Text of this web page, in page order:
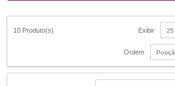
10 Produto(s) Exibir
Ordem